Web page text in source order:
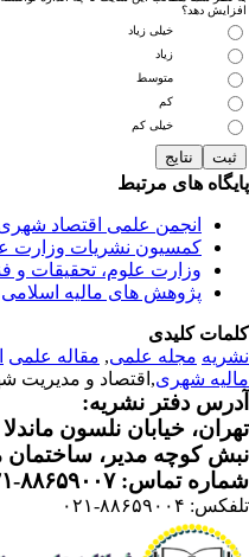
دهد؟
خیلی زیاد
زیاد
متوسط
خیلی کم
های مرتبط
انجمن علمی اقتصاد شهری
کمسیون نشریات وزارت
وزارت علوم، تحقیقات و
پژوهش های مالیه اسلامی
کلیدی
مجله علمی, مقاله علمی
شهری ,اقتصاد و مدیریت
دفتر نشریه:
خیابان نلسون ماندلا
کوچه مدیر، ساختمان مدیر - پلاک
تماس: ۸۸۶۵۹۰۰۷-۰۲۱
۸۸۶۵۹۰۰۴-۰۲۱